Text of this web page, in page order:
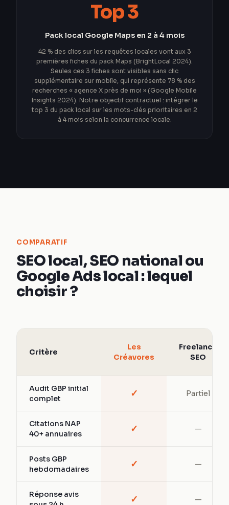
Top 3
Pack local Google Maps en 2 à 4 mois
42 % des clics sur les requêtes locales vont aux 3
premières fiches du pack Maps (BrightLocal 2024).
Seules ces 3 fiches sont visibles sans clic
supplémentaire sur mobile, qui représente 78 % des
recherches « agence X près de moi » (Google Mobile
Insights 2024). Notre objectif contractuel : intégrer le
top 3 du pack local sur les mots-clés prioritaires en 2
à 4 mois selon la concurrence locale.
COMPARATIF
SEO local, SEO national ou
Google Ads local : lequel
choisir ?
Critère
Les
Créavores
Freelance
SEO
Audit GBP initial
complet
✓ Partiel
Citations NAP
40+ annuaires
✓ —
Posts GBP
hebdomadaires
✓ —
Réponse avis
✓ —